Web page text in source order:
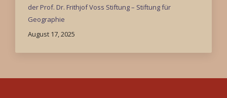
der Prof. Dr. Frithjof Voss Stiftung – Stiftung für
Geographie
August 17, 2025